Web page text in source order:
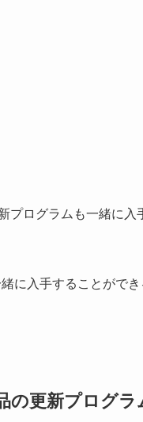
プログラムも一緒に入
に入手することがで
更新プログラ